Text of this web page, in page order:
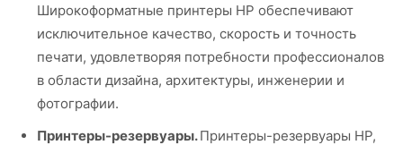
Широкоформатные принтеры HP обеспечивают
исключительное качество, скорость и точность
печати, удовлетворяя потребности профессионалов
в области дизайна, архитектуры, инженерии и
фотографии.
Принтеры-резервуары.Принтеры-резервуары HP,